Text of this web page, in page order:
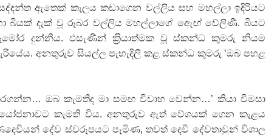
ඇතෙක් කැලය කඩාගෙන වල්ලිය සහ මහල්ලා ඉදිරියට
බියක් දැක් වූ රූබර වල්ලිය මහල්ලාගේ ඇෙඟ් වේලිණි. බියට
දුන්නීය. එසැණින් ක‍්‍රියාත්මක වූ ස්කන්ධ කුමරු නියම
අනතුරුව සියල්ල පැහැදිලි කළ ස්කන්ධ කුමරු ‘ඔබ පහළ
ඔබ කැමතිද මා සමඟ විවාහ වෙන්න…’ කියා විමසා
කැමති විය. අනතුරුව ඇත් වේශයක් ගෙන කැළය
දේව ස්වරූපයට පැමිණ, තවත් දෙවි දේවතාවුන් විශාල